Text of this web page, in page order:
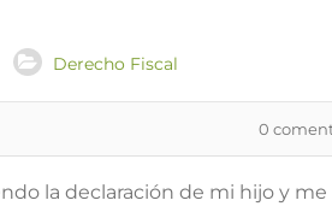
Derecho Fiscal
0
la declaración de mi hijo y me